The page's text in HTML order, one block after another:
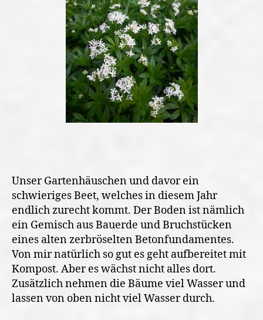
Unser Gartenhäuschen und davor ein
schwieriges Beet, welches in diesem Jahr
endlich zurecht kommt. Der Boden ist nämlich
ein Gemisch aus Bauerde und Bruchstücken
eines alten zerbröselten Betonfundamentes.
Von mir natürlich so gut es geht aufbereitet mit
Kompost. Aber es wächst nicht alles dort.
Zusätzlich nehmen die Bäume viel Wasser und
lassen von oben nicht viel Wasser durch.